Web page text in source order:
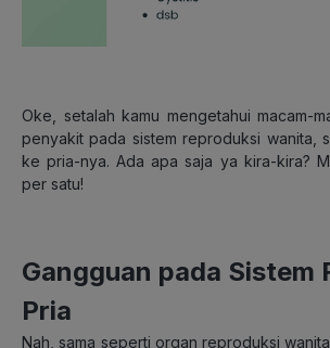
Oke, setalah kamu mengetahui macam-
penyakit pada sistem reproduksi wanita,
ke pria-nya. Ada apa saja ya kira-kira?
per satu!
Gangguan pada Sistem
Pria
Nah, sama seperti organ reproduksi